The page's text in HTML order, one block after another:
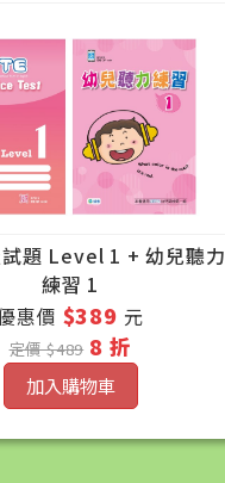
題 Level 1 + 幼兒聽力
練習 1
惠價 $389 元
定價 $489 8 折
加入購物車